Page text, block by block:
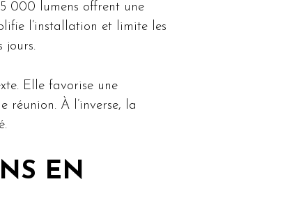
000 lumens offrent une
l’installation et limite les
jours.
Elle favorise une
réunion. À l’inverse, la
EN